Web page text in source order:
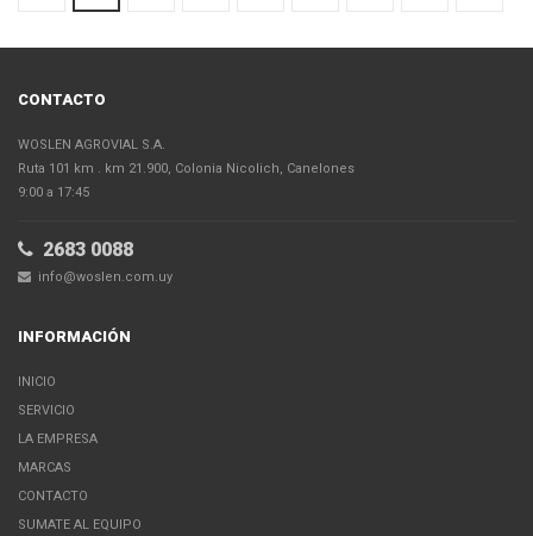
CONTACTO
WOSLEN AGROVIAL S.A.
Ruta 101 km . km 21.900, Colonia Nicolich, Canelones
9:00 a 17:45
2683 0088
info@woslen.com.uy
INFORMACIÓN
INICIO
SERVICIO
LA EMPRESA
MARCAS
CONTACTO
SUMATE AL EQUIPO